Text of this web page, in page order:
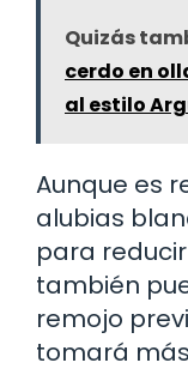
Quizás
cerdo en
al estilo
Aunque es
alubias
para
también
remojo
tomará